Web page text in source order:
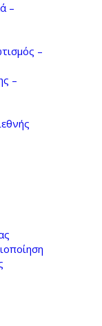
–
–
–